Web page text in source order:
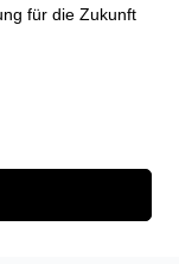
für die Zukunft